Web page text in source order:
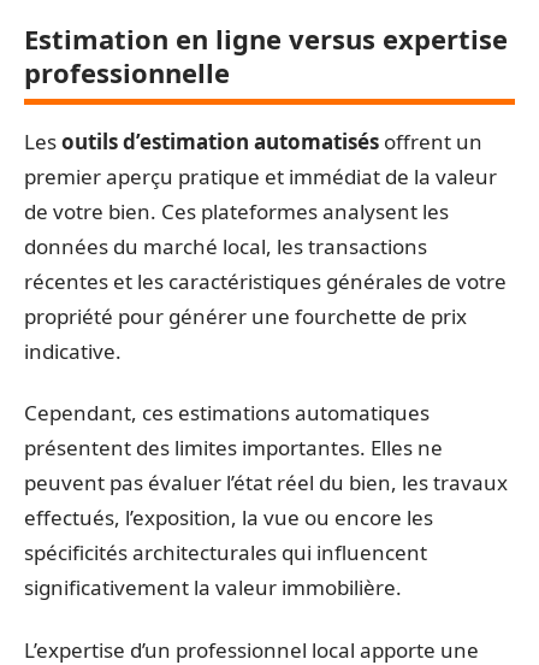
Estimation en ligne versus expertise
professionnelle
Lesoutils d’estimation automatisés offrent un
premier aperçu pratique et immédiat de la valeur
de votre bien. Ces plateformes analysent les
données du marché local, les transactions
récentes et les caractéristiques générales de votre
propriété pour générer une fourchette de prix
indicative.
Cependant, ces estimations automatiques
présentent des limites importantes. Elles ne
peuvent pas évaluer l’état réel du bien, les travaux
effectués, l’exposition, la vue ou encore les
spécificités architecturales qui influencent
significativement la valeur immobilière.
L’expertise d’un professionnel local apporte une